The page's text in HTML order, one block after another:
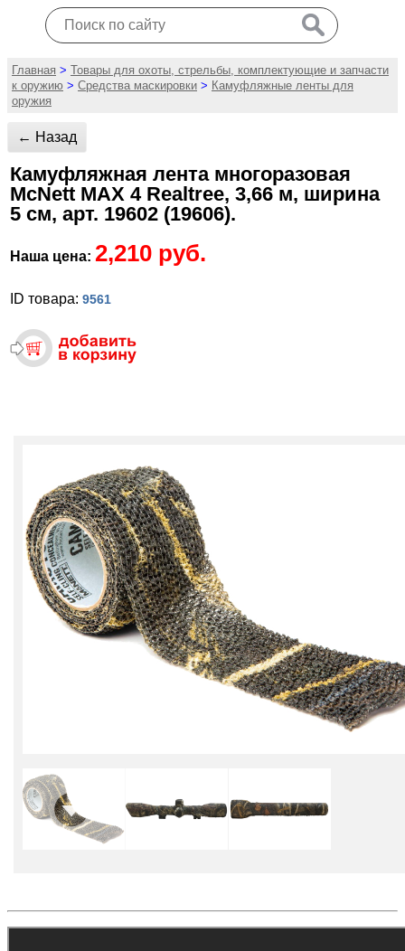
Главная > Товары для охоты, стрельбы, комплектующие и запчасти
к оружию > Средства маскировки > Камуфляжные ленты для
оружия
← Назад
Камуфляжная лента многоразовая
McNett MAX 4 Realtree, 3,66 м, ширина
5 см, арт. 19602 (19606).
Наша цена: 2,210 руб.
ID товара: 9561